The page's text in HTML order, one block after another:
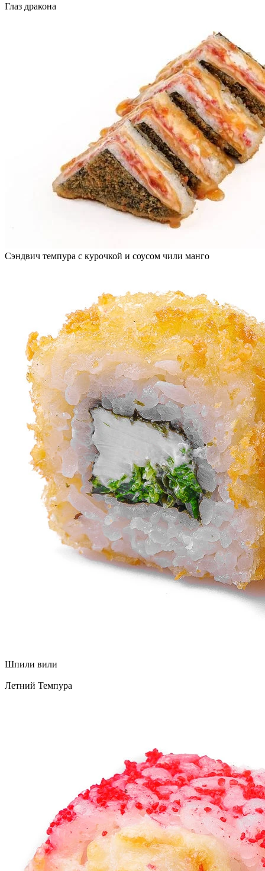
Глаз дракона
Сэндвич темпура с курочкой и соусом чили манго
Шпили вили
Летний Темпура